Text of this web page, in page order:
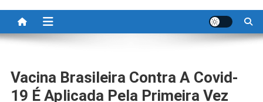
Vacina Brasileira Contra A Covid-
19 É Aplicada Pela Primeira Vez